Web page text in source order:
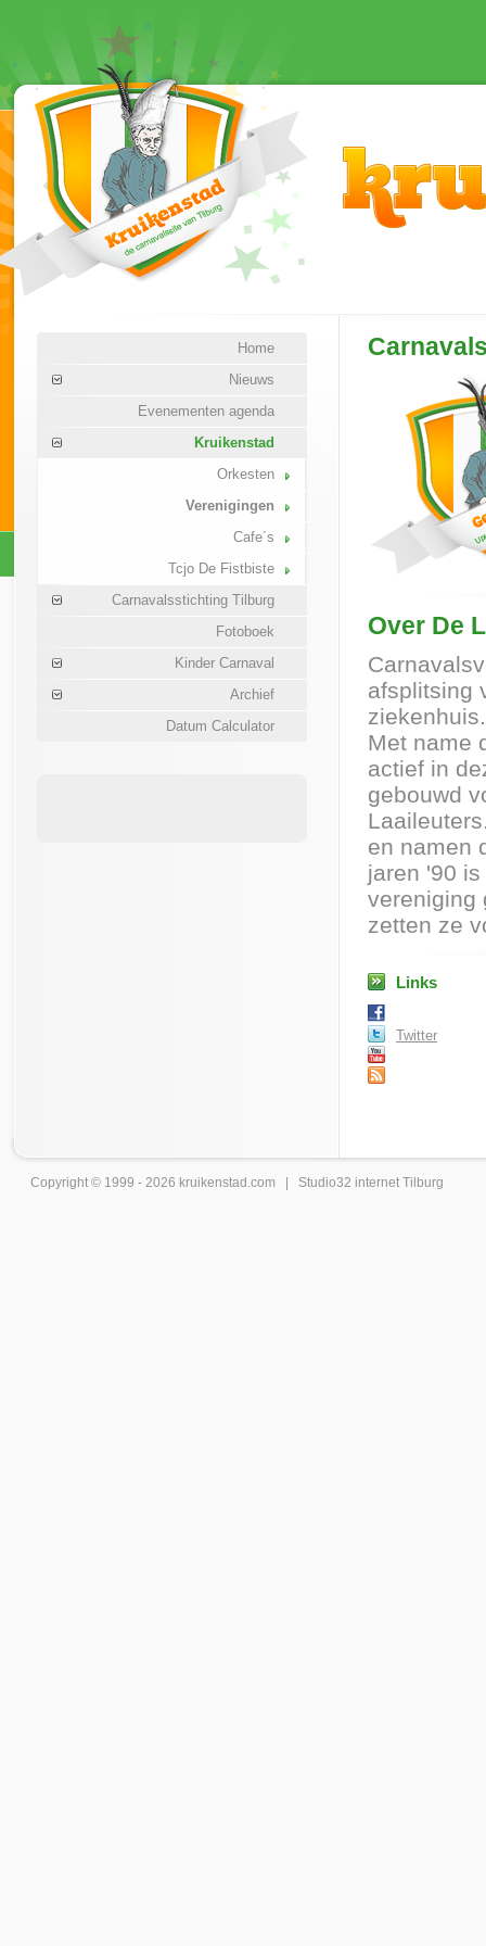
Home
Nieuws
Evenementen agenda
Kruikenstad
Orkesten
Verenigingen
Cafe´s
Tcjo De Fistbiste
Carnavalsstichting Tilburg
Fotoboek
Kinder Carnaval
Archief
Datum Calculator
Over De
afsplitsing
ziekenhuis.
Met name
actief in
gebouwd
en namen
jaren '90
vereniging
zetten ze
Links
Twitter
Copyright © 1999 - 2026 kruikenstad .com | Studio32 internet Tilburg